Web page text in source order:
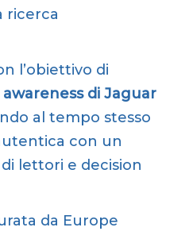
ricerca
l’obiettivo di
di Jaguar
al tempo stesso
con un
lettori e decision
da Europe